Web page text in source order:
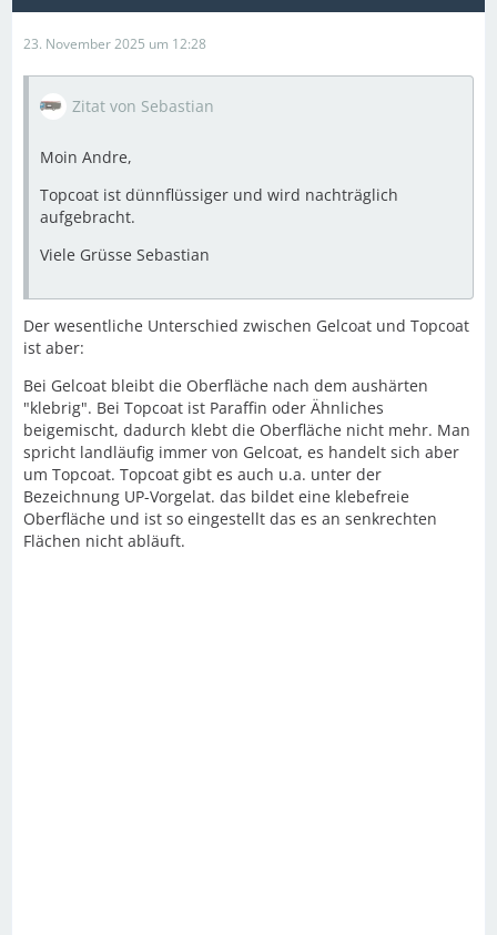
23. November 2025 um 12:28
Zitat von Sebastian
Moin Andre,
Topcoat ist dünnflüssiger und wird nachträglich
aufgebracht.
Viele Grüsse Sebastian
Der wesentliche Unterschied zwischen Gelcoat und Topcoat
ist aber:
Bei Gelcoat bleibt die Oberfläche nach dem aushärten
"klebrig". Bei Topcoat ist Paraffin oder Ähnliches
beigemischt, dadurch klebt die Oberfläche nicht mehr. Man
spricht landläufig immer von Gelcoat, es handelt sich aber
um Topcoat. Topcoat gibt es auch u.a. unter der
Bezeichnung UP-Vorgelat. das bildet eine klebefreie
Oberfläche und ist so eingestellt das es an senkrechten
Flächen nicht abläuft.